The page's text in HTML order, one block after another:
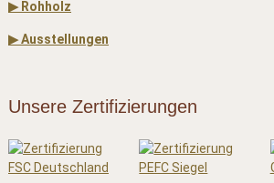
▶ Rohholz
▶ Ausstellungen
Unsere Zertifizierungen